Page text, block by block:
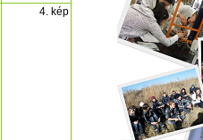
4. kép